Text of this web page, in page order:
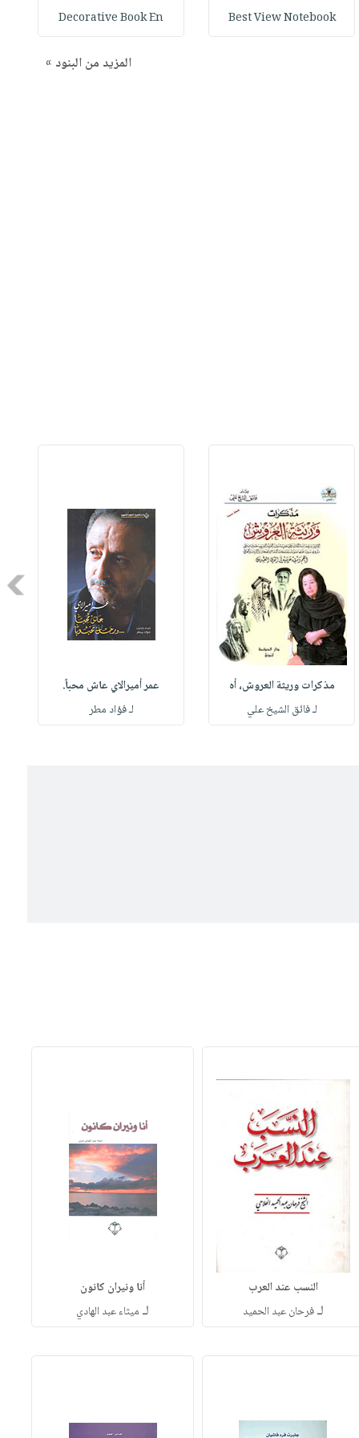
Best View Notebook
Decorative Book En
المزيد من البنود »
مذكرات وريثة العروش، أه
لـ فائق الشيخ علي
عمر أميرالاي عاش محباً.
لـ فؤاد مطر
النسب عند العرب
لـفرحان عبد الحميد
أنا ونيران كانون
لـ ميثاء عبد الهادي